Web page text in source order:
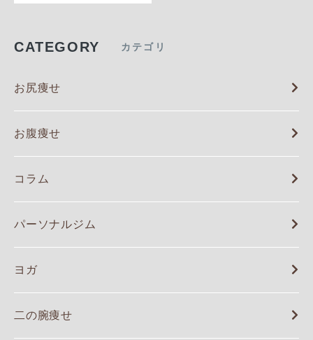
CATEGORY カテゴリ
お尻痩せ
お腹痩せ
コラム
パーソナルジム
ヨガ
二の腕痩せ